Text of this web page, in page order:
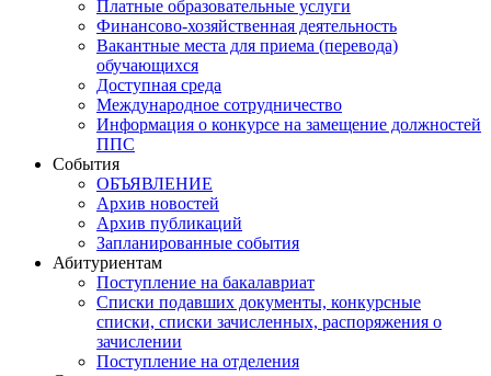
Платные образовательные услуги
Финансово-хозяйственная деятельность
Вакантные места для приема (перевода)
обучающихся
Доступная среда
Международное сотрудничество
Информация о конкурсе на замещение должностей
ППС
События
ОБЪЯВЛЕНИЕ
Архив новостей
Архив публикаций
Запланированные события
Абитуриентам
Поступление на бакалавриат
Списки подавших документы, конкурсные
списки, списки зачисленных, распоряжения о
зачислении
Поступление на отделения